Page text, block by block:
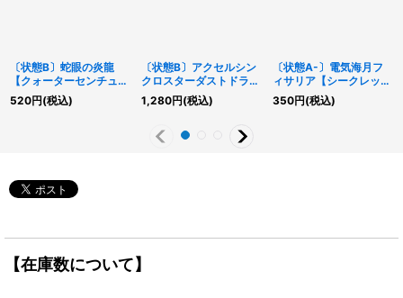
〔状態B〕蛇眼の炎龍
【クォーターセンチュリ
ーシークレット】
{AGOV-JP010}《モン
520円(税込)
〔状態B〕アクセルシン
クロスターダストドラゴ
ン【クォーターセンチュ
リーシークレット】
クロ》
1,280円(税込)
〔状態A-〕電気海月フ
ィサリア【シークレッ
ト】{BETB-JPS02}《モ
ンスター》
350円(税込)
【在庫数について】